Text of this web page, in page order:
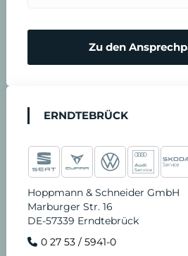
Zu den
ERNDTEBRÜCK
Hoppmann & Schneider GmbH
Marburger Str. 16
DE-57339 Erndtebrück
0 27 53 / 5941-0